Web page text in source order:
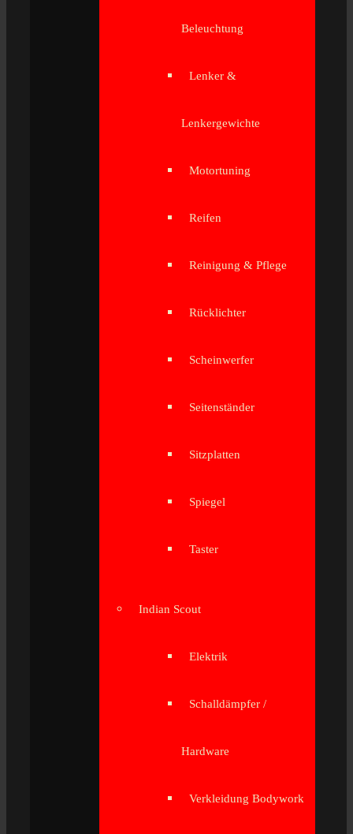
Beleuchtung
Lenker &
Lenkergewichte
Motortuning
Reifen
Reinigung & Pflege
Rücklichter
Scheinwerfer
Seitenständer
Sitzplatten
Spiegel
Taster
Indian Scout
Elektrik
Schalldämpfer /
Hardware
Verkleidung Bodywork